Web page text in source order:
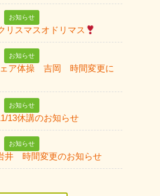
お知らせ
リスマスオドリマス
お知らせ
ェア体操 吉岡 時間変更に
お知らせ
13休講のお知らせ
お知らせ
井 時間変更のお知らせ